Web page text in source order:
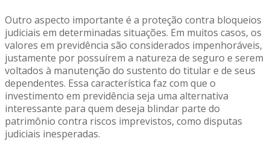
Outro aspecto importante é a proteção contra bloqueios
judiciais em determinadas situações. Em muitos casos, os
valores em previdência são considerados impenhoráveis,
justamente por possuírem a natureza de seguro e serem
voltados à manutenção do sustento do titular e de seus
dependentes. Essa característica faz com que o
investimento em previdência seja uma alternativa
interessante para quem deseja blindar parte do
patrimônio contra riscos imprevistos, como disputas
judiciais inesperadas.